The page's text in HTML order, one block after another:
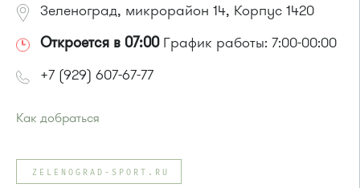
Зеленоград, микрорайон 14, Корпус 1420
Откроется в 07:00График работы: 7:00-00:00
+7 (929) 607-67-77
Как добраться
Автобусы № 14, 18, 19.
Маршрутка № 164, 419м
ZELENOGRAD-SPORT.RU